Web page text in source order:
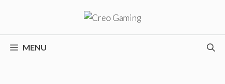
o
conteúdoMENU